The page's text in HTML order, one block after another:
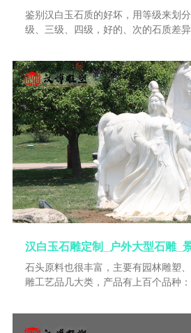
鉴别汉白玉石质的好坏，用等级来划
级、三级、四级，好的、次的石质差
并不是产白色石头就产汉白玉。汉白
很大差异，同一个矿脉，不同矿区开
大差别。同一个矿区开采的石料，分
次，每一个层次石质也都不一样，都
裂痕、铁块、铁线等等不同，可以说
石头原料也很丰富，主要有园林雕塑
雕工艺品几大类，产品有上百个品种
亭、胸像、门套、石凳、浴盆、动物
等。石刻源远流长，它讲究造型逼真